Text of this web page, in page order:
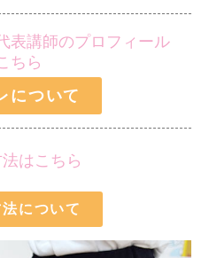
表講師のプロフィール
ちら
について
はこちら
について